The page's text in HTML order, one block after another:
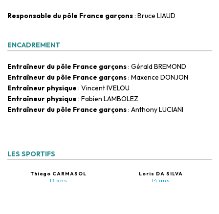
Responsable du pôle France garçons: Bruce LIAUD
ENCADREMENT
Entraîneur du pôle France garçons: Gérald BREMOND
Entraîneur du pôle France garçons: Maxence DONJON
Entraîneur physique : Vincent IVELOU
Entraîneur physique : Fabien LAMBOLEZ
Entraîneur du pôle France garçons: Anthony LUCIANI
LES SPORTIFS
Thiago CARMASOL
13 ans
Loris DA SILVA
14 ans